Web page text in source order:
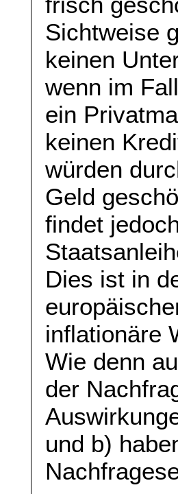
Sichtweise
keinen
wenn im
ein
keinen
würden
Geld
findet
Dies ist in
inflationäre
Wie denn
der
und b)